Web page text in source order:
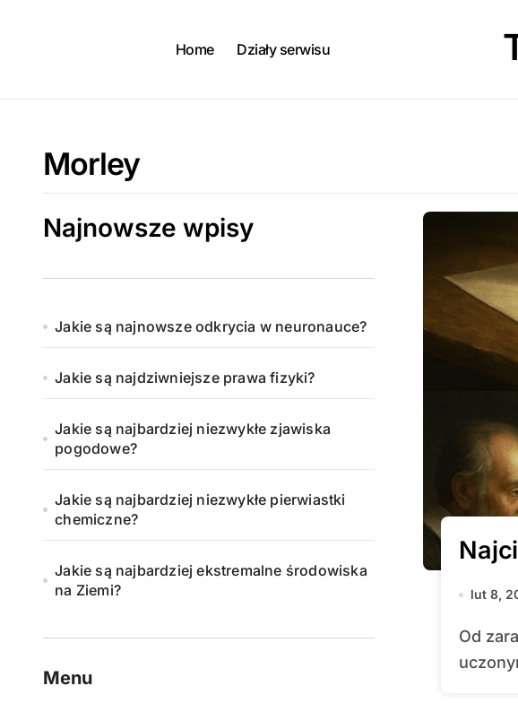
Home Działy serwisu
Morley
Najnowsze wpisy
Jakie są najnowsze odkrycia w neuronauce?
Jakie są najdziwniejsze prawa fizyki?
Jakie są najbardziej niezwykłe zjawiska
pogodowe?
Jakie są najbardziej niezwykłe pierwiastki
chemiczne?
Jakie są najbardziej ekstremalne środowiska
na Ziemi?
Menu
lut 8,
Od zarania dziejów to właśnie umiejętność prowadzenia eksperymentów pozwalała